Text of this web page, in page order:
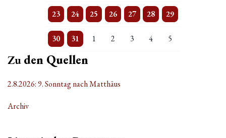
23
2 Veranstaltungen
24
Einzelne Veranstaltung
25
Einzelne Veranstaltung
26
Einzelne Veranstaltung
27
Einzelne Veranstaltung
28
2 Veranstaltungen
29
Einzelne Veranstaltung
30
3 Veranstaltungen
31
Einzelne Veranstaltung
1
Einzelne Veranstaltung
2
Einzelne Veranstaltung
3
Einzelne Veranstaltung
4
Einzelne Veranstaltung
5
Einzelne Veranstaltung
Zuden Quellen
2.8.2026: 9. Sonntag nach Matthäus
Archiv